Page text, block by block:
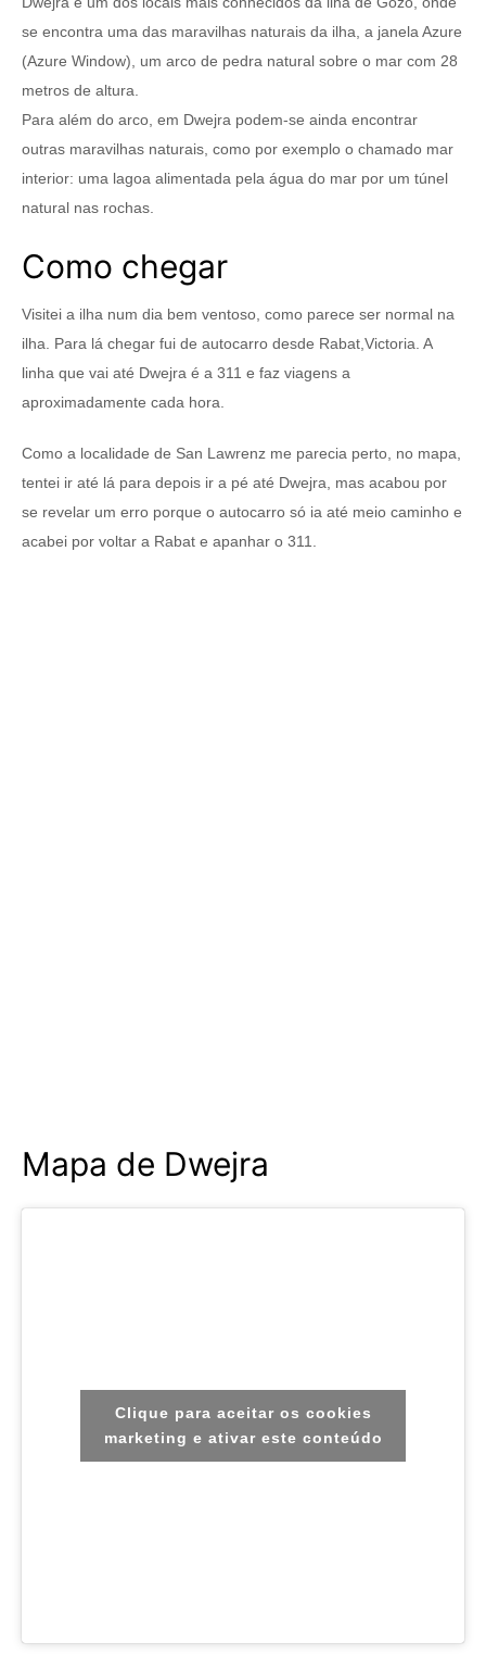
se encontra uma das maravilhas naturais da ilha, a janela Azure
(Azure Window), um arco de pedra natural sobre o mar com 28
metros de altura.
Para além do arco, em Dwejra podem-se ainda encontrar
outras maravilhas naturais, como por exemplo o chamado mar
interior: uma lagoa alimentada pela água do mar por um túnel
natural nas rochas.
Como chegar
Visitei a ilha num dia bem ventoso, como parece ser normal na
ilha. Para lá chegar fui de autocarro desde Rabat,Victoria. A
linha que vai até Dwejra é a 311 e faz viagens a
aproximadamente cada hora.
Como a localidade de San Lawrenz me parecia perto, no mapa,
tentei ir até lá para depois ir a pé até Dwejra, mas acabou por
se revelar um erro porque o autocarro só ia até meio caminho e
acabei por voltar a Rabat e apanhar o 311.
Mapa de Dwejra
Clique para aceitar os cookies
marketing e ativar este conteúdo